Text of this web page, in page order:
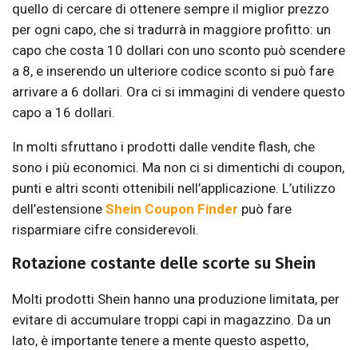
quello di cercare di ottenere sempre il miglior prezzo
per ogni capo, che si tradurrà in maggiore profitto: un
capo che costa 10 dollari con uno sconto può scendere
a 8, e inserendo un ulteriore codice sconto si può fare
arrivare a 6 dollari. Ora ci si immagini di vendere questo
capo a 16 dollari.
In molti sfruttano i prodotti dalle vendite flash, che
sono i più economici. Ma non ci si dimentichi di coupon,
punti e altri sconti ottenibili nell’applicazione. L’utilizzo
dell’estensione Shein Coupon Finder può fare
risparmiare cifre considerevoli.
Rotazione costante delle scorte su Shein
Molti prodotti Shein hanno una produzione limitata, per
evitare di accumulare troppi capi in magazzino. Da un
lato, è importante tenere a mente questo aspetto,